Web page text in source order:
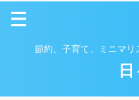
節約、子育て、ミニマリ